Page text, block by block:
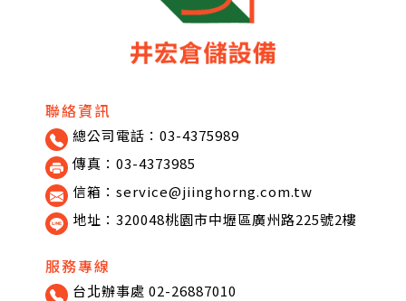
聯絡資訊
總公司電話：03-4375989
傳真：03-4373985
信箱：service@jiinghorng.com.tw
地址：320048桃園市中壢區廣州路225號2樓
服務專線
台北辦事處 02-26887010